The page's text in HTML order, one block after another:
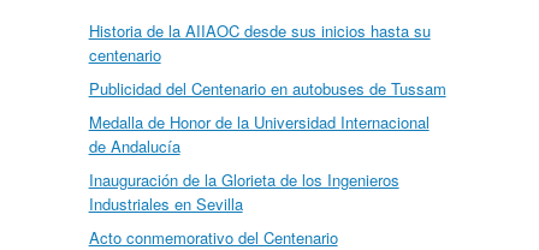
Historia de la AIIAOC desde sus inicios hasta su
centenario
Publicidad del Centenario en autobuses de Tussam
Medalla de Honor de la Universidad Internacional
de Andalucía
Inauguración de la Glorieta de los Ingenieros
Industriales en Sevilla
Acto conmemorativo del Centenario